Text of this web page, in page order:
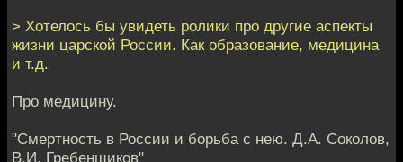
> Хотелось бы увидеть ролики про другие аспекты
жизни царской России. Как образование, медицина
и т.д.
Про медицину.
"Смертность в России и борьба с нею. Д.А. Соколов,
В.И. Гребенщиков"